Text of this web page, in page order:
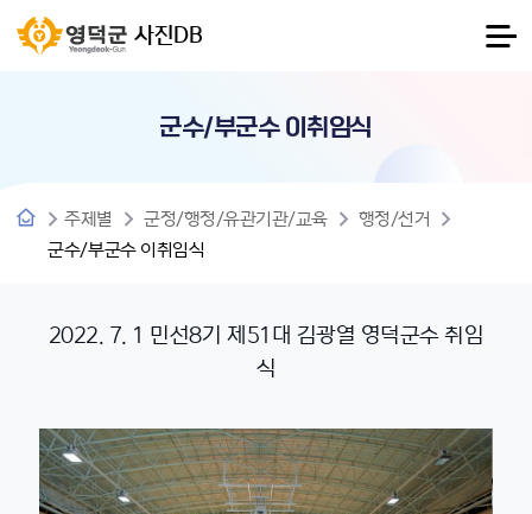
사진DB
군수/부군수 이취임식
주제별 군정/행정/유관기관/교육
행정/선거
군수/부군수 이취임식
2022. 7. 1 민선8기 제51대 김광열 영덕군수 취임
식